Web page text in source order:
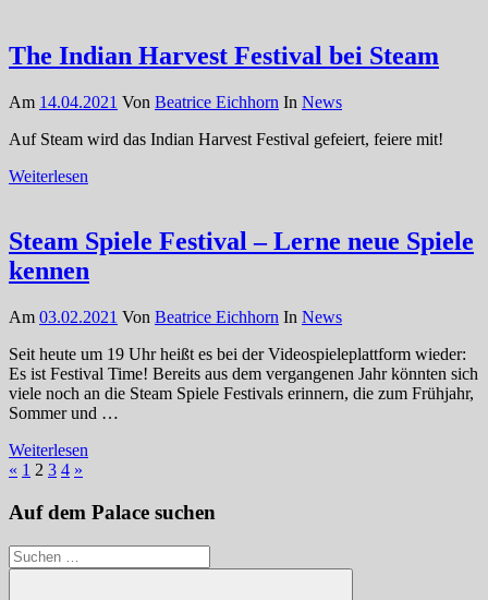
The Indian Harvest Festival bei Steam
Am 14.04.2021 Von Beatrice Eichhorn In News
Auf Steam wird das Indian Harvest Festival gefeiert, feiere mit!
Weiterlesen
Steam Spiele Festival – Lerne neue Spiele
kennen
Am 03.02.2021 Von Beatrice Eichhorn In News
Seit heute um 19 Uhr heißt es bei der Videospieleplattform wieder:
Es ist Festival Time! Bereits aus dem vergangenen Jahr könnten sich
viele noch an die Steam Spiele Festivals erinnern, die zum Frühjahr,
Sommer und …
Weiterlesen
Seitennummerierung
der
« Vorherige
1 2 3 4 Nächste
»
Auf dem Palace suchen
Suchen
nach: